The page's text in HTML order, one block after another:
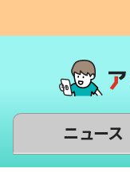
ニュース